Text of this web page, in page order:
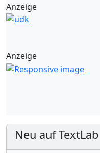
Anzeige
Anzeige
Neu auf TextLab